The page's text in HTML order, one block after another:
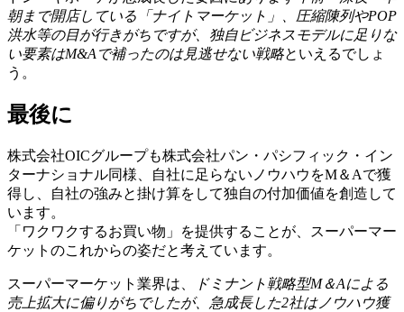
朝まで開店している「ナイトマーケット」、圧縮陳列やPOP
洪水等の目が行きがちですが、独自ビジネスモデルに足りな
い要素はM&Aで補ったのは見逃せない戦略といえるでしょ
う。
最後に
株式会社OICグループも株式会社パン・パシフィック・イン
ターナショナル同様、自社に足らないノウハウをM＆Aで獲
得し、自社の強みと掛け算をして独自の付加価値を創造して
います。
「ワクワクするお買い物」を提供することが、スーパーマー
ケットのこれからの姿だと考えています。
スーパーマーケット業界は、
ドミナント戦略型M＆Aによる
売上拡大に偏りがちでしたが、急成長した2社はノウハウ獲